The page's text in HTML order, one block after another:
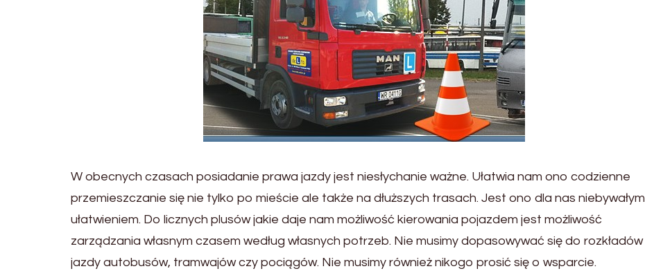
W obecnych czasach posiadanie prawa jazdy jest niesłychanie ważne. Ułatwia nam ono codzienne
przemieszczanie się nie tylko po mieście ale także na dłuższych trasach. Jest ono dla nas niebywałym
ułatwieniem. Do licznych plusów jakie daje nam możliwość kierowania pojazdem jest możliwość
zarządzania własnym czasem według własnych potrzeb. Nie musimy dopasowywać się do rozkładów
jazdy autobusów, tramwajów czy pociągów. Nie musimy również nikogo prosić się o wsparcie.